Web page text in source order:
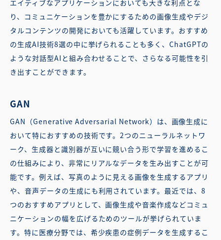
エイティブなアプリケーションにおいても大きな利点とな
り、コミュニケーションを豊かにするための画像生成やデジ
タルコンテンツの開発においても活躍しています。おすすめ
の生成AI技術8選の中に挙げられることも多く、ChatGPTの
ような対話型AIと組み合わせることで、さらなる可能性を引
き出すことができます。
GAN
GAN（Generative Adversarial Network）は、画像生成に
おいて特におすすめの技術です。2つのニューラルネットワ
ーク、生成器と識別器が互いに競い合う形で学習を進めるこ
の仕組みにより、非常にリアルなデータを生み出すことが可
能です。例えば、写真のように見える画像を生成するアプリ
や、音声データの生成にも利用されています。最近では、8
つのおすすめアプリとして、画像生成や音楽作成などコミュ
ニケーションの幅を広げるためのツールが挙げられていま
す。特に医療分野では、希少疾患の症例データを生成するこ